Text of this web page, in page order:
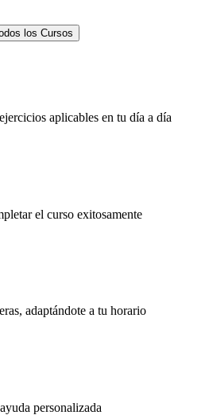
los Cursos
aplicables en tu día a día
el curso exitosamente
adaptándote a tu horario
personalizada